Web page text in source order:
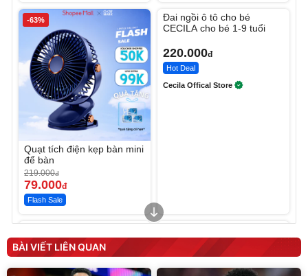
-63%
Quạt tích điện kẹp bàn mini
để bàn
219.000đ
79.000đ
Flash Sale
Đai ngồi ô tô cho bé
CECILA cho bé 1-9 tuổi
220.000đ
Hot Deal
Cecila Offical Store
tức thì Vaseline Body
190.000đ
138.330đ
D2-001 - Thông Minh
3.000.000
2.200.000đ
BÀI VIẾT LIÊN QUAN